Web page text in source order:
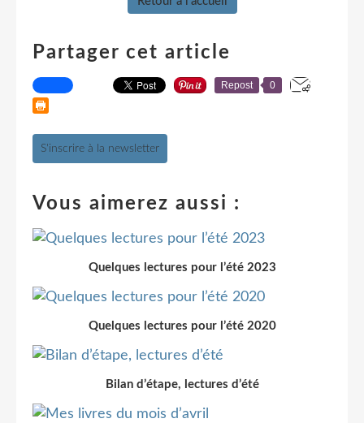
Partager cet article
Repost 0
S'inscrire à la newsletter
Vous aimerez aussi :
Quelques lectures pour l’été 2023
Quelques lectures pour l’été 2020
Bilan d’étape, lectures d’été